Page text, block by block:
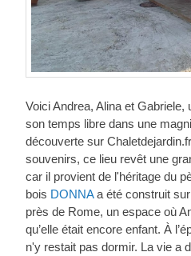
Voici Andrea, Alina et Gabriele,
son temps libre dans une
découverte sur
souvenirs, ce lieu revêt une
car il provient de l'héritage du
bois DONNAa été construit
près de Rome, un espace où
qu’elle était encore enfant. À
n'y restait pas dormir. La vie a